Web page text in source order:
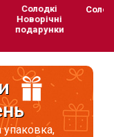
Солодкі
Новорічні
подарунки
упаковка,